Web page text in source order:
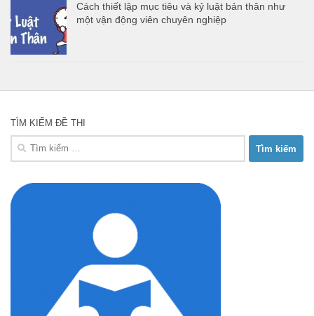
Cách thiết lập mục tiêu và kỷ luật bản thân như
một vận động viên chuyên nghiệp
TÌM KIẾM ĐỀ THI
Tìm